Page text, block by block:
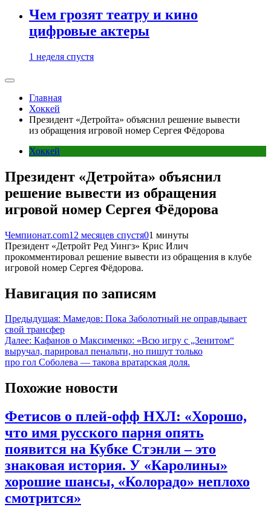
Чем грозят театру и кино
цифровые актеры
1 неделя спустя
Главная
Хоккей
Президент «Детройта» объяснил решение вывести
из обращения игровой номер Сергея Фёдорова
Хоккей
Президент «Детройта» объяснил
решение вывести из обращения
игровой номер Сергея Фёдорова
Чемпионат.com12 месяцев спустя01 минуты
Президент «Детройт Ред Уингз» Крис Илич
прокомментировал решение вывести из обращения в клубе
игровой номер Сергея Фёдорова.
Навигация по записям
Предыдущая: Мамедов: Пока Заболотный не оправдывает
свой трансфер
Далее: Кафанов о Максименко: «Всю игру с „Зенитом“
выручал, парировал пенальти, но пишут только
про гол Соболева — такова вратарская доля.
Похожие новости
Фетисов о плей-офф НХЛ: «Хорошо,
что имя русского парня опять
появится на Кубке Стэнли – это
знаковая история. У «Каролины»
хорошие шансы, «Колорадо» неплохо
смотрится»